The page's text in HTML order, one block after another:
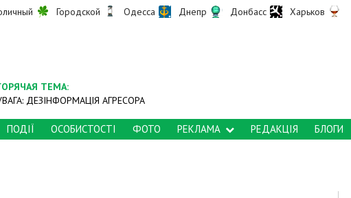
Городской Одесса Днепр Донбасс Харьков
ТЕМА:
ДЕЗІНФОРМАЦІЯ АГРЕСОРА
ПОДІЇ ОСОБИСТОСТІ ФОТО РЕКЛАМА РЕДАКЦІЯ БЛОГИ